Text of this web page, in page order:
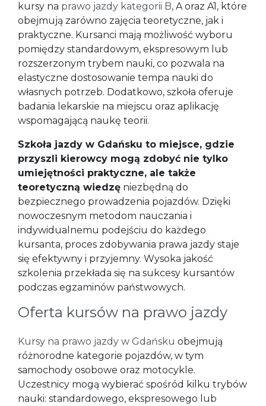
kursy na prawo jazdy kategorii B, A oraz A1, które
obejmują zarówno zajęcia teoretyczne, jak i
praktyczne. Kursanci mają możliwość wyboru
pomiędzy standardowym, ekspresowym lub
rozszerzonym trybem nauki, co pozwala na
elastyczne dostosowanie tempa nauki do
własnych potrzeb. Dodatkowo, szkoła oferuje
badania lekarskie na miejscu oraz aplikację
wspomagającą naukę teorii.
Szkoła jazdy w Gdańsku to miejsce, gdzie
przyszli kierowcy mogą zdobyć nie tylko
umiejętności praktyczne, ale także
teoretyczną wiedzę niezbędną do
bezpiecznego prowadzenia pojazdów. Dzięki
nowoczesnym metodom nauczania i
indywidualnemu podejściu do każdego
kursanta, proces zdobywania prawa jazdy staje
się efektywny i przyjemny. Wysoka jakość
szkolenia przekłada się na sukcesy kursantów
podczas egzaminów państwowych.
Oferta kursów na prawo jazdy
Kursy na prawo jazdy w Gdańsku obejmują
różnorodne kategorie pojazdów, w tym
samochody osobowe oraz motocykle.
Uczestnicy mogą wybierać spośród kilku trybów
nauki: standardowego, ekspresowego lub